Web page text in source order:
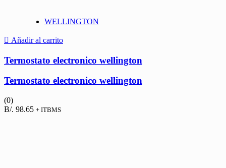
WELLINGTON
Añadir al carrito
Termostato electronico wellington
Termostato electronico wellington
(0)
B/. 98.65 + ITBMS